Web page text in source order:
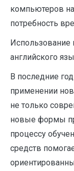
компьютеров
потребность
Использование
английского
В последние
применении
не только
новые формы
процессу
средств